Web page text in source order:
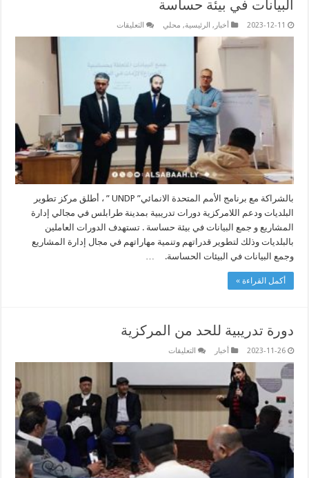
البيانات في بيئة حساسة
2023-12-11 أخبار , الرئيسية, محلي التعليقات
إدارة
المشاريع
جمع
البيانات
في
حساسة
مغلقة
بالشراكة مع برنامج الأمم المتحدة الانمائي” UNDP ” ، أطلق مركز تطوير
البلديات ودعم اللامركزية دورات تدريبية بمدينة طرابلس في مجالي إدارة
المشاريع و جمع البيانات في بيئة حساسة . تستهدف الدورات العاملين
بالبلديات وذلك لتطوير قدراتهم وتنمية مهاراتهم في مجال إدارة المشاريع
وجمع البيانات في البيئات الحساسة. …
أكمل القراءة »
دورة تدريبية للحد من المركزية
2023-11-26 أخبار التعليقات
من
المركزية